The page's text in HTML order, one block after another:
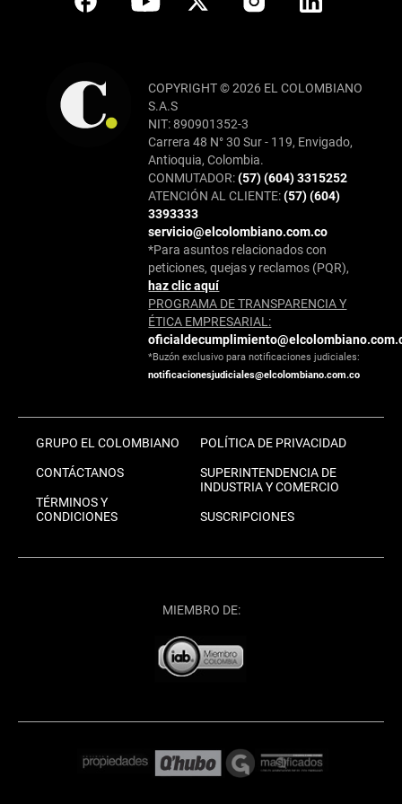
COPYRIGHT © 2026 EL COLOMBIANO
S.A.S
NIT: 890901352-3
Carrera 48 N° 30 Sur - 119, Envigado,
Antioquia, Colombia.
CONMUTADOR:(57) (604) 3315252
ATENCIÓN AL CLIENTE:(57) (604)
3393333
servicio@elcolombiano.com.co
*Para asuntos relacionados con
peticiones, quejas y reclamos (PQR),
haz clic aquí
PROGRAMA DE TRANSPARENCIA Y
ÉTICA EMPRESARIAL:
*Buzón exclusivo para notificaciones judiciales:
notificacionesjudiciales@elcolombiano.com.co
GRUPO EL COLOMBIANO
CONTÁCTANOS
TÉRMINOS Y
CONDICIONES
POLÍTICA DE PRIVACIDAD
SUPERINTENDENCIA DE
INDUSTRIA Y COMERCIO
SUSCRIPCIONES
MIEMBRO DE: